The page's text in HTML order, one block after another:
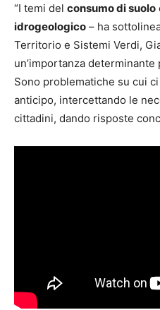
“I temi del consumo di suolo
idrogeologico – ha
Territorio e Sistemi Verdi,
un’importanza
Sono problematiche su cui
anticipo, intercettando le
cittadini, dando risposte